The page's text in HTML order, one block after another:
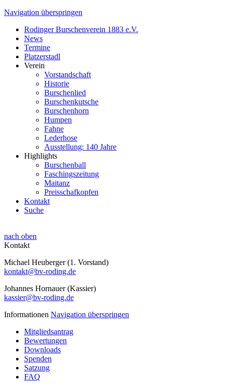
Navigation überspringen
Rodinger Burschenverein 1883 e.V.
News
Termine
Platzerstadl
Verein
Vorstandschaft
Historie
Burschenlied
Burschenkutsche
Burschenhorn
Humpen
Fahne
Lederhose
Ausstellung: 140 Jahre
Highlights
Burschenball
Faschingszeitung
Maitanz
Preisschafkopfen
Kontakt
Suche
nach oben
Kontakt
Michael Heuberger (1. Vorstand)
kontakt@bv-roding.de
Johannes Hornauer (Kassier)
kassier@bv-roding.de
Informationen Navigation überspringen
Mitgliedsantrag
Bewertungen
Downloads
Spenden
Satzung
FAQ